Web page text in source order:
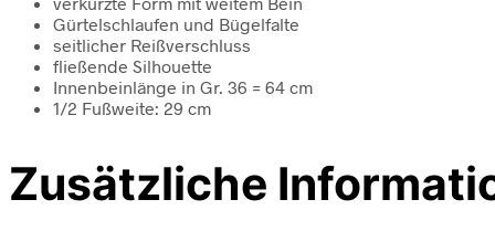
Gürtelschlaufen und Bügelfalte
seitlicher Reißverschluss
fließende Silhouette
Innenbeinlänge in Gr. 36 = 64 cm
1/2 Fußweite: 29 cm
Zusätzliche